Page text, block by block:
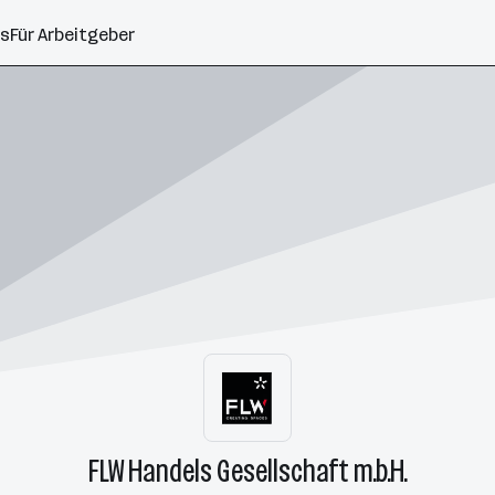
Für Arbeitgeber
FLW Handels Gesellschaft m.b.H.